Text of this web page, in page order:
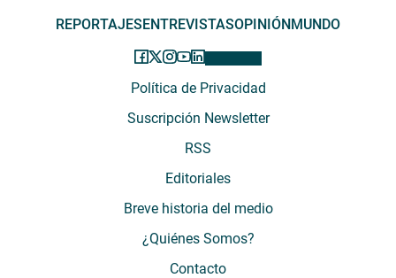
REPORTAJESENTREVISTASOPINIÓNMUNDO
Política de Privacidad
Suscripción Newsletter
RSS
Editoriales
Breve historia del medio
¿Quiénes Somos?
Contacto